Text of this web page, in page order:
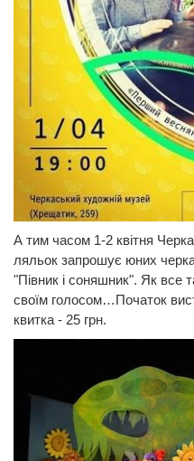
А тим часом 1-2 квітня
ляльок запрошує юних
"Півник і соняшник". Як все
своїм голосом…Початок
квитка - 25 грн.